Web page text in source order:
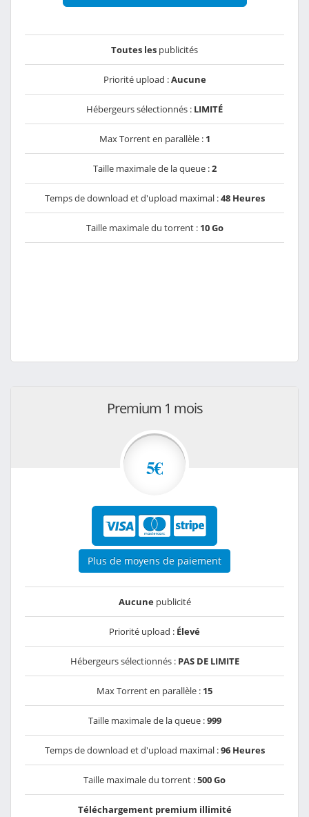
Toutes les publicités
Priorité upload :Aucune
Hébergeurs sélectionnés : LIMITÉ
Max Torrent en parallèle : 1
Taille maximale de la queue :2
Temps de download et d'upload maximal :48 Heures
Taille maximale du torrent : 10 Go
Premium 1 mois
5€
Plus de moyens de paiement
Aucunepublicité
Priorité upload : Élevé
Hébergeurs sélectionnés : PAS DE LIMITE
Max Torrent en parallèle : 15
Taille maximale de la queue :999
Temps de download et d'upload maximal :96 Heures
Taille maximale du torrent :500 Go
Téléchargement premium illimité